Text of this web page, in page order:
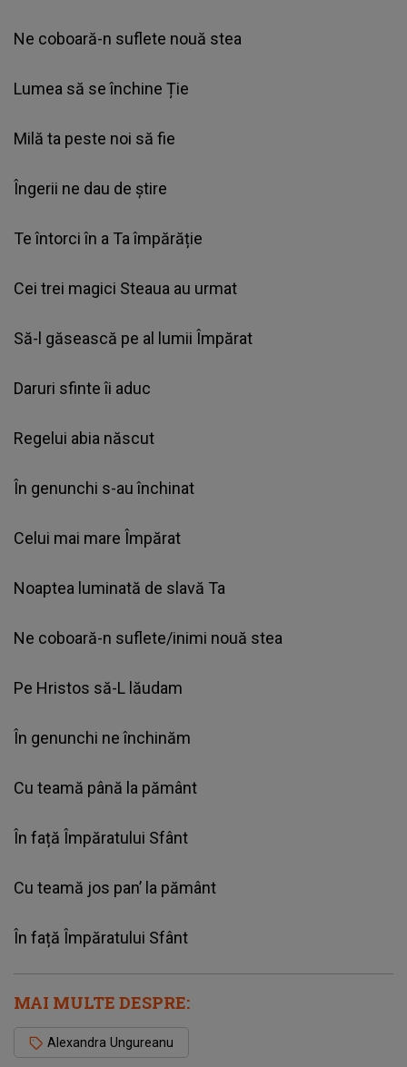
Ne coboară-n suflete nouă stea
Lumea să se închine Ție
Milă ta peste noi să fie
Îngerii ne dau de știre
Te întorci în a Ta împărăție
Cei trei magici Steaua au urmat
Să-l găsească pe al lumii Împărat
Daruri sfinte îi aduc
Regelui abia născut
În genunchi s-au închinat
Celui mai mare Împărat
Noaptea luminată de slavă Ta
Ne coboară-n suflete/inimi nouă stea
Pe Hristos să-L lăudam
În genunchi ne închinăm
Cu teamă până la pământ
În față Împăratului Sfânt
Cu teamă jos pan’ la pământ
În față Împăratului Sfânt
MAI MULTE DESPRE:
Alexandra Ungureanu